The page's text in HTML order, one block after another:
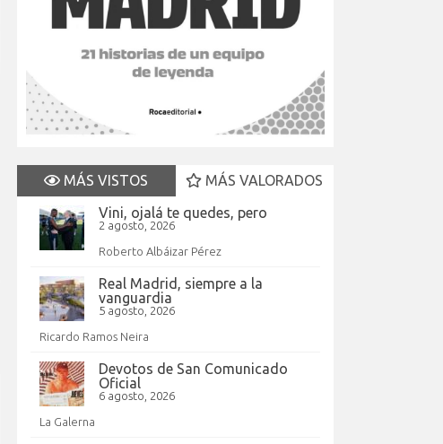
MÁS VISTOS
MÁS VALORADOS
Vini, ojalá te quedes, pero
2 agosto, 2026
Roberto Albáizar Pérez
Real Madrid, siempre a la
vanguardia
5 agosto, 2026
Ricardo Ramos Neira
Devotos de San Comunicado
Oficial
6 agosto, 2026
La Galerna